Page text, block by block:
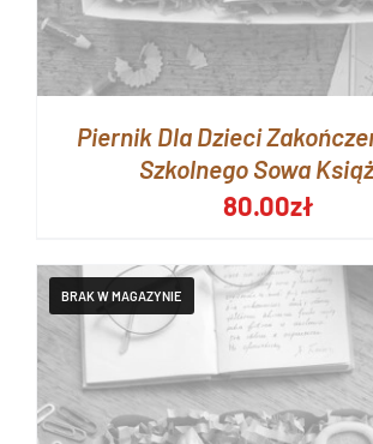
Piernik Dla Dzieci
Szkolnego Sowa
80.00zł